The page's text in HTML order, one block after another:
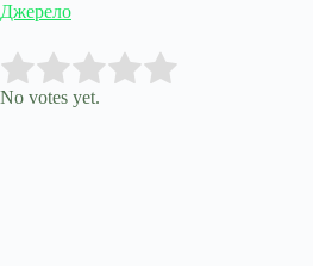
Джерело
Rate this item:
No votes yet.